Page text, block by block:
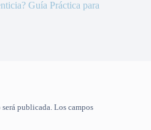
Guía Práctica para
publicada. Los campos